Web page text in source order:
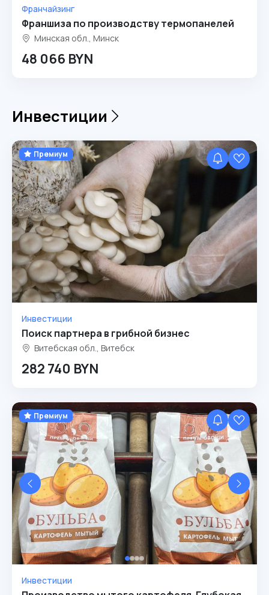
Франчайзинг
Франшиза по производству термопанелей
Минская обл., Минск
48 066 BYN
Инвестиции
Премиум
Инвестиции
Поиск партнера в грибной бизнес
Витебская обл., Витебск
282 740 BYN
Премиум
Инвестиции